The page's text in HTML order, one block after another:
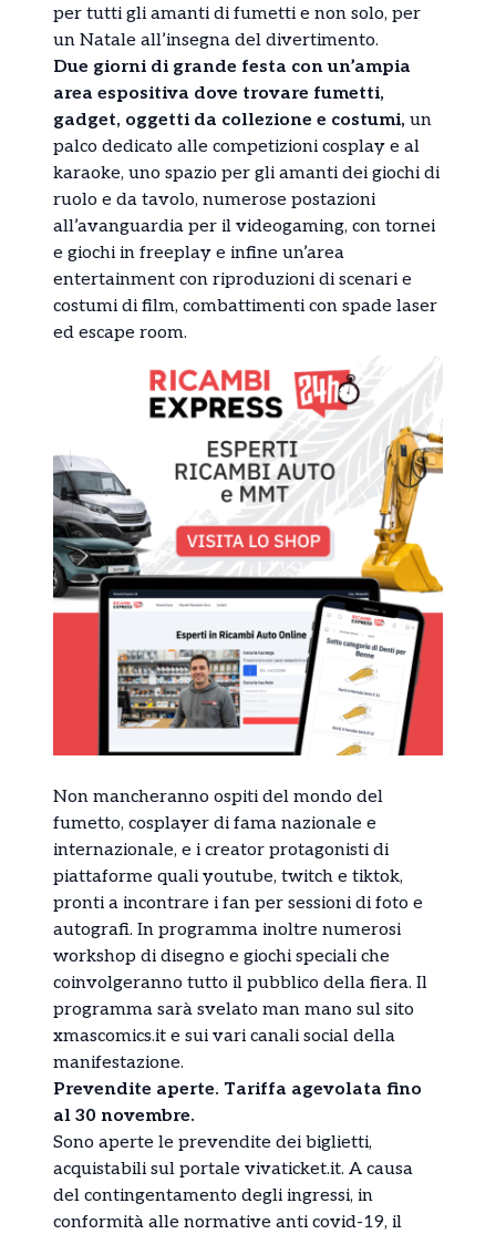
per tutti gli amanti di fumetti e non solo, per
un Natale all’insegna del divertimento.
Due giorni di grande festa con un’ampia
area espositiva dove trovare fumetti,
gadget, oggetti da collezione e costumi, un
palco dedicato alle competizioni cosplay e al
karaoke, uno spazio per gli amanti dei giochi di
ruolo e da tavolo, numerose postazioni
all’avanguardia per il videogaming, con tornei
e giochi in freeplay e infine un’area
entertainment con riproduzioni di scenari e
costumi di film, combattimenti con spade laser
ed escape room.
Non mancheranno ospiti del mondo del
fumetto, cosplayer di fama nazionale e
internazionale, e i creator protagonisti di
piattaforme quali youtube, twitch e tiktok,
pronti a incontrare i fan per sessioni di foto e
autografi. In programma inoltre numerosi
workshop di disegno e giochi speciali che
coinvolgeranno tutto il pubblico della fiera. Il
programma sarà svelato man mano sul sito
xmascomics.it e sui vari canali social della
manifestazione.
Prevendite aperte. Tariffa agevolata fino
al 30 novembre.
Sono aperte le prevendite dei biglietti,
acquistabili sul portale vivaticket.it. A causa
del contingentamento degli ingressi, in
conformità alle normative anti covid-19, il